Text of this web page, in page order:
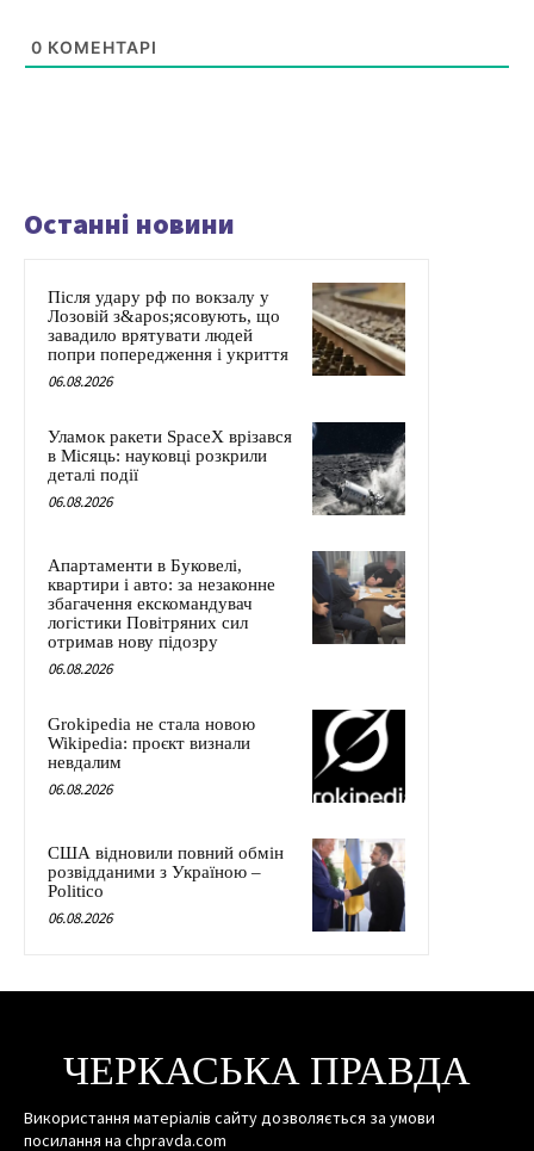
0 КОМЕНТАРІ
Останні новини
Після удару рф по вокзалу у
Лозовій з&apos;ясовують, що
завадило врятувати людей
попри попередження і укриття
06.08.2026
Уламок ракети SpaceX врізався
в Місяць: науковці розкрили
деталі події
06.08.2026
Апартаменти в Буковелі,
квартири і авто: за незаконне
збагачення екскомандувач
логістики Повітряних сил
отримав нову підозру
06.08.2026
Grokipedia не стала новою
Wikipedia: проєкт визнали
невдалим
06.08.2026
США відновили повний обмін
розвідданими з Україною –
Politico
06.08.2026
ЧЕРКАСЬКА ПРАВДА
Використання матеріалів сайту дозволяється за умови
посилання на chpravda.com